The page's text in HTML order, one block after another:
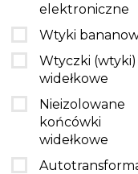
elektroniczne
Wtyki
Wtyczki (wtyki)
widełkowe
Nieizolowane
końcówki
widełkowe